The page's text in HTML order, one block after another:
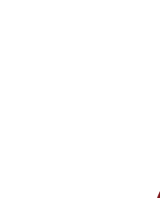
La Sba
00:01:39 -
Sport e